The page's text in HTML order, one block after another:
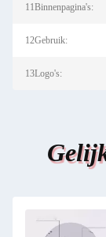
11Binnenpagina's:
12Gebruik:
13Logo's: